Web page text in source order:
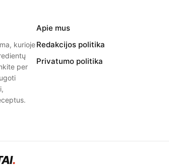
kurioje
per
Apie mus
Redakcijos politika
Privatumo politika
.